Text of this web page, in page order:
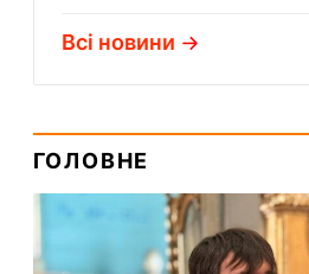
Всі новини
ГОЛОВНЕ